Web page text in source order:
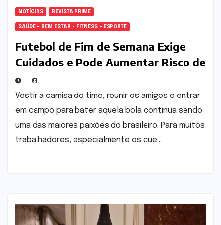
NOTÍCIAS REVISTA PRIME
SAÚDE - BEM ESTAR - FITNESS - ESPORTE
Futebol de Fim de Semana Exige
Cuidados e Pode Aumentar Risco de
Lesões, Alertam Especialistas
Vestir a camisa do time, reunir os amigos e entrar
em campo para bater aquela bola continua sendo
uma das maiores paixões do brasileiro. Para muitos
trabalhadores, especialmente os que…